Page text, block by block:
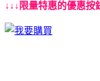
↓↓↓限量特惠的優惠按